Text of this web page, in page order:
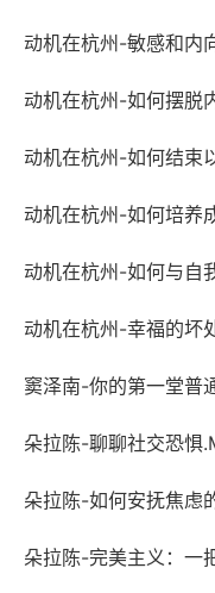
动机在杭州-敏感和内
动机在杭州-如何摆脱
动机在杭州-如何结束
动机在杭州-如何培养
动机在杭州-如何与自
动机在杭州-幸福的坏
窦泽南-你的第一堂普
朵拉陈-聊聊社交恐惧
朵拉陈-如何安抚焦虑
朵拉陈-完美主义：一